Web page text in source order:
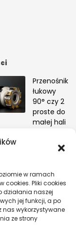
w ramach
cookies. Pliki cookies
działania naszej
jej funkcji, a po
nas wykorzystywane
ze strony
Przenośnik
łukowy
90° czy 2
proste do
małej hali
Dlaczego
kosztuje
przyczyny
TECHNOLOGIE